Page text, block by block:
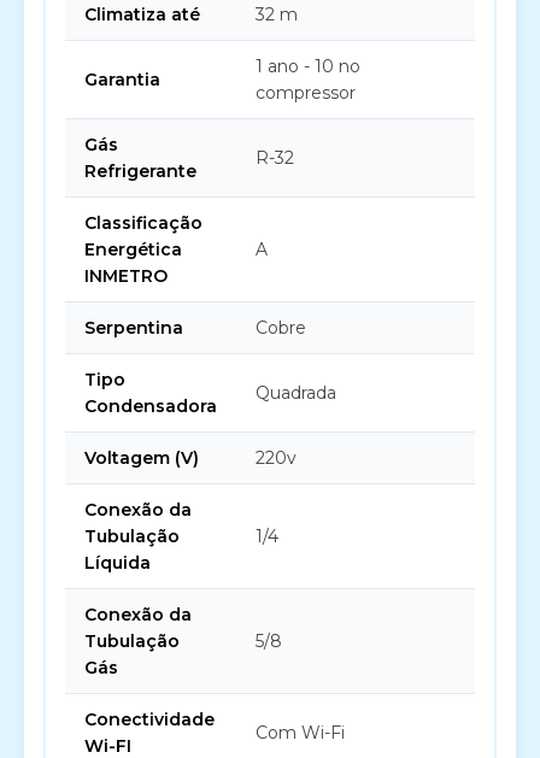
Climatiza até 32 m
Garantia
1 ano - 10 no
compressor
Gás
Refrigerante
R-32
Classificação
Energética
INMETRO
A
Serpentina Cobre
Tipo
Condensadora
Quadrada
Voltagem (V) 220v
Conexão da
Tubulação
Líquida
1/4
Conexão da
Tubulação
Gás
5/8
Conectividade
Wi-FI
Com Wi-Fi